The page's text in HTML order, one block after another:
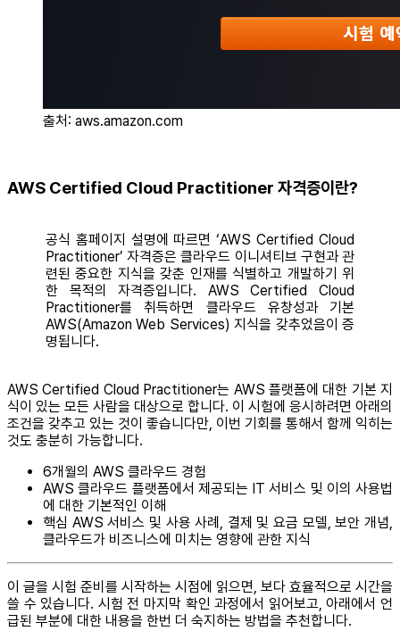
출처: aws.amazon.com
AWS Certified Cloud Practitioner 자격증이란?
공식 홈페이지 설명에 따르면 ‘AWS Certified Cloud
Practitioner’ 자격증은 클라우드 이니셔티브 구현과 관
련된 중요한 지식을 갖춘 인재를 식별하고 개발하기 위
한 목적의 자격증입니다. AWS Certified Cloud
Practitioner를 취득하면 클라우드 유창성과 기본
AWS(Amazon Web Services) 지식을 갖추었음이 증
명됩니다.
AWS Certified Cloud Practitioner는 AWS 플랫폼에 대한 기본 지
식이 있는 모든 사람을 대상으로 합니다. 이 시험에 응시하려면 아래의
조건을 갖추고 있는 것이 좋습니다만, 이번 기회를 통해서 함께 익히는
것도 충분히 가능합니다.
6개월의 AWS 클라우드 경험
AWS 클라우드 플랫폼에서 제공되는 IT 서비스 및 이의 사용법
에 대한 기본적인 이해
핵심 AWS 서비스 및 사용 사례, 결제 및 요금 모델, 보안 개념,
클라우드가 비즈니스에 미치는 영향에 관한 지식
이 글을 시험 준비를 시작하는 시점에 읽으면, 보다 효율적으로 시간을
쓸 수 있습니다. 시험 전 마지막 확인 과정에서 읽어보고, 아래에서 언
급된 부분에 대한 내용을 한번 더 숙지하는 방법을 추천합니다.